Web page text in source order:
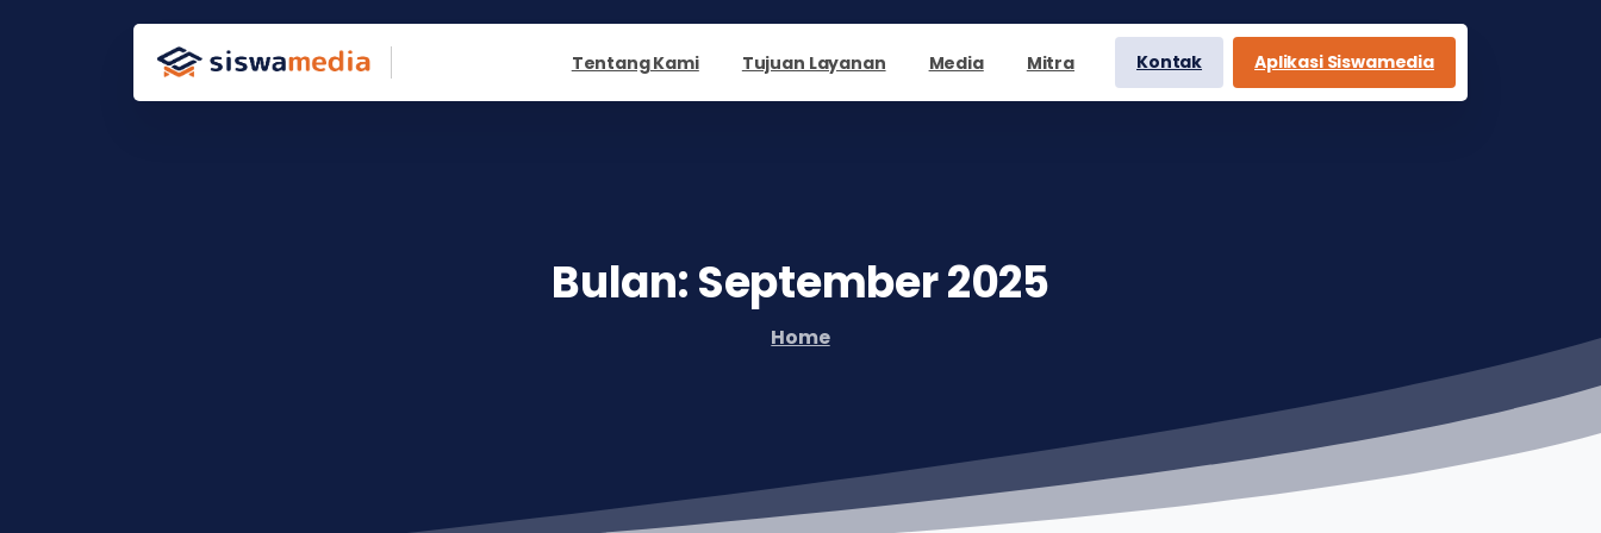
Tentang Kami Tujuan Layanan Media Mitra Kontak Aplikasi Siswamedia
Bulan:September2025
Home